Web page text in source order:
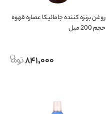
روغن برنزه کننده جامائیکا عصاره قهوه
حجم 200 میل
841,000